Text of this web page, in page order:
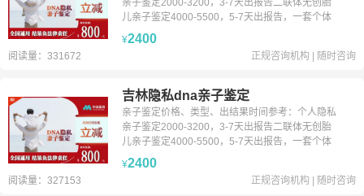
亲子鉴定2000-3200，3-7天出报告二联体无创胎
儿亲子鉴定4000-5500，5-7天出报告，一套个体
识别1200-1600，3-7天出报告父、子加急1000元
24小时出报告（收到样本时间为准）备注：以上价
格仅供参考，每个城市价格不一致，鉴定前务必咨
¥2400
阅读量：331672 正规咨询机构 随时咨询
吉林隐私dna亲子鉴定
亲子鉴定价格、类型、出结果时间参考：个人隐私
亲子鉴定2000-3200，3-7天出报告二联体无创胎
儿亲子鉴定4000-5500，5-7天出报告，一套个体
识别1200-1600，3-7天出报告父、子加急1000元
24小时出报告（收到样本时间为准）备注：以上价
格仅供参考，每个城市价格不一致，鉴定前务必咨
¥2400
阅读量：327153 正规咨询机构 随时咨询